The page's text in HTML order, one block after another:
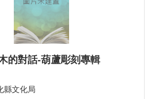
的對話-葫蘆彫刻專輯
縣文化局